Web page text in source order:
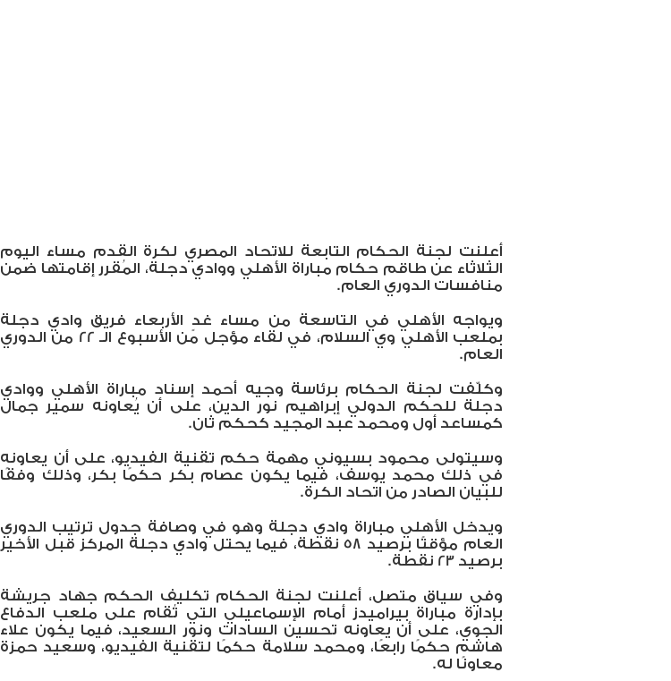
أعلنت لجنة الحكام التابعة للاتحاد المصري لكرة القدم مساء اليوم
الثلاثاء عن طاقم حكام مباراة الأهلي ووادي دجلة، المُقرر إقامتها ضمن
منافسات الدوري العام.
ويواجه الأهلي في التاسعة من مساء غدٍ الأربعاء فريق وادي دجلة
بملعب الأهلي وي السلام، في لقاء مؤجل من الأسبوع الـ 22 من الدوري
العام.
وكلّفت لجنة الحكام برئاسة وجيه أحمد إسناد مباراة الأهلي ووادي
دجلة للحكم الدولي إبراهيم نور الدين، على أن يُعاونه سمير جمال
كمساعد أول ومحمد عبد المجيد كحكم ثان.
وسيتولى محمود بسيوني مهمة حكم تقنية الفيديو، على أن يعاونه
في ذلك محمد يوسف، فيما يكون عصام بكر حكمًا بكر، وذلك وفقًا
للبيان الصادر من اتحاد الكرة.
ويدخل الأهلي مباراة وادي دجلة وهو في وصافة جدول ترتيب الدوري
العام مؤقتًا برصيد 58 نقطة، فيما يحتل وادي دجلة المركز قبل الأخير
برصيد 23 نقطة.
وفي سياق متصل، أعلنت لجنة الحكام تكليف الحكم جهاد جريشة
بإدارة مباراة بيراميدز أمام الإسماعيلي التي تُقام على ملعب الدفاع
الجوي، على أن يعاونه تحسين السادات ونور السعيد، فيما يكون علاء
هاشم حكمًا رابعًا، ومحمد سلامة حكمًا لتقنية الفيديو، وسعيد حمزة
معاونًا له.